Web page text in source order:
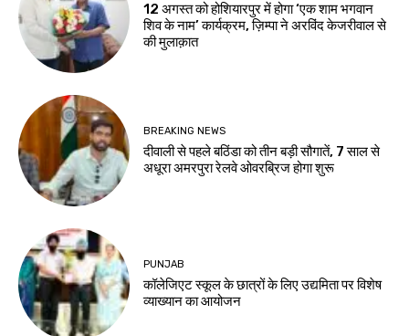
12 अगस्त को होशियारपुर में होगा ‘एक शाम भगवान
शिव के नाम’ कार्यक्रम, ज़िम्पा ने अरविंद केजरीवाल से
की मुलाक़ात
BREAKING NEWS
दीवाली से पहले बठिंडा को तीन बड़ी सौगातें, 7 साल से
अधूरा अमरपुरा रेलवे ओवरब्रिज होगा शुरू
PUNJAB
कॉलेजिएट स्कूल के छात्रों के लिए उद्यमिता पर विशेष
व्याख्यान का आयोजन